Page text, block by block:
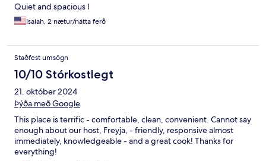
Quiet and spacious l
Isaiah, 2 nætur/nátta ferð
Staðfest umsögn
10/10 Stórkostlegt
21. október 2024
Þýða með Google
This place is terrific - comfortable, clean, convenient. Cannot say
enough about our host, Freyja, - friendly, responsive almost
immediately, knowledgeable - and a great cook! Thanks for
everything!